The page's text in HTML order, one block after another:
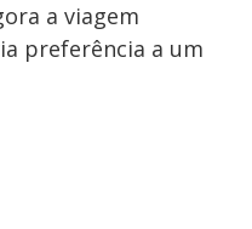
a viagem
preferência a um